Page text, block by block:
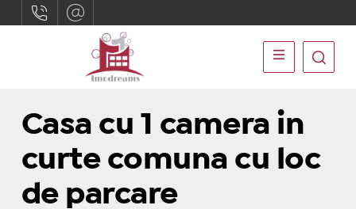
Casa cu 1 camera in
curte comuna cu loc
de parcare